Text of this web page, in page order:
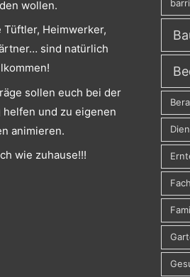
wollen.
Tüftler, Heimwerker,
sind natürlich
sollen euch bei der
helfen und zu eigenen
animieren.
wie zuhause!!!